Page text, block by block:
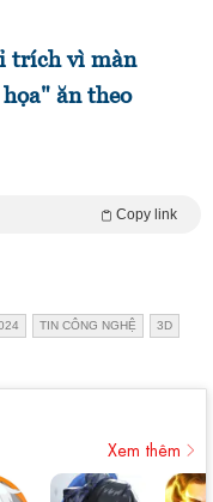
trích vì màn
ăn theo
Copy link
TIN CÔNG NGHỆ 3D
Xem thêm